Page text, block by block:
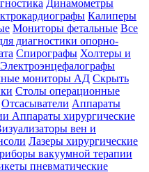
Динамометры
Калиперы
Мониторы фетальные Все
диагностики опорно-
Спирографы Холтеры и
Электроэнцефалографы
мониторы АД Скрыть
Столы операционные
Отсасыватели Аппараты
Аппараты хирургические
вен и
Лазеры хирургические
вакуумной терапии
пневматические